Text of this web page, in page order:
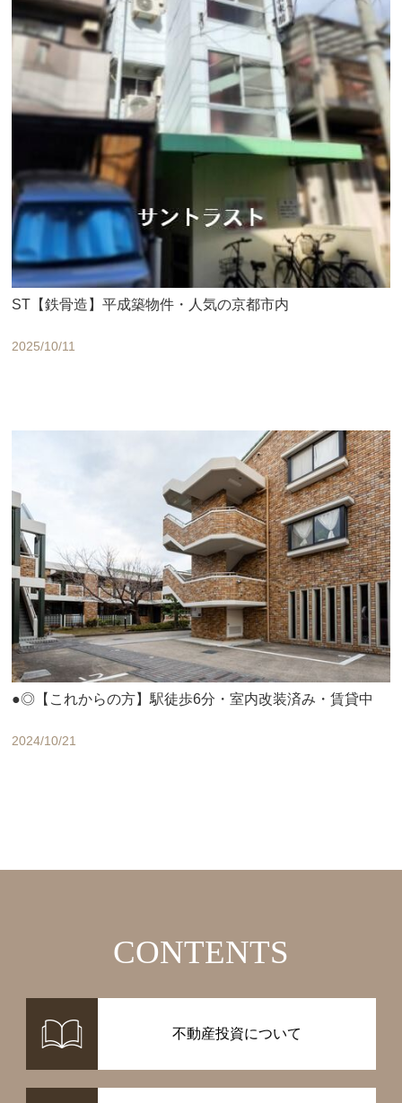
ST【鉄骨造】平成築物件・人気の京都市内
2025/10/11
●◎【これからの方】駅徒歩6分・室内改装済み・賃貸中
2024/10/21
CONTENTS
不動産投資について